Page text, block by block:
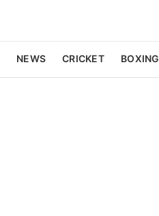
NEWS CRICKET BOXING